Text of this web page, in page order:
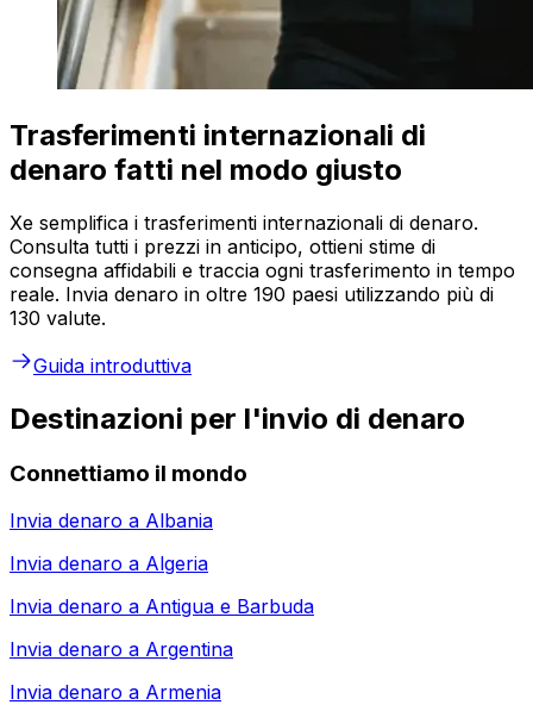
Trasferimenti internazionali di
denaro fatti nel modo giusto
Xe semplifica i trasferimenti internazionali di denaro.
Consulta tutti i prezzi in anticipo, ottieni stime di
consegna affidabili e traccia ogni trasferimento in tempo
reale. Invia denaro in oltre 190 paesi utilizzando più di
130 valute.
Guida introduttiva
Destinazioni per l'invio di denaro
Connettiamo il mondo
Invia denaro a Albania
Invia denaro a Algeria
Invia denaro a Antigua e Barbuda
Invia denaro a Argentina
Invia denaro a Armenia